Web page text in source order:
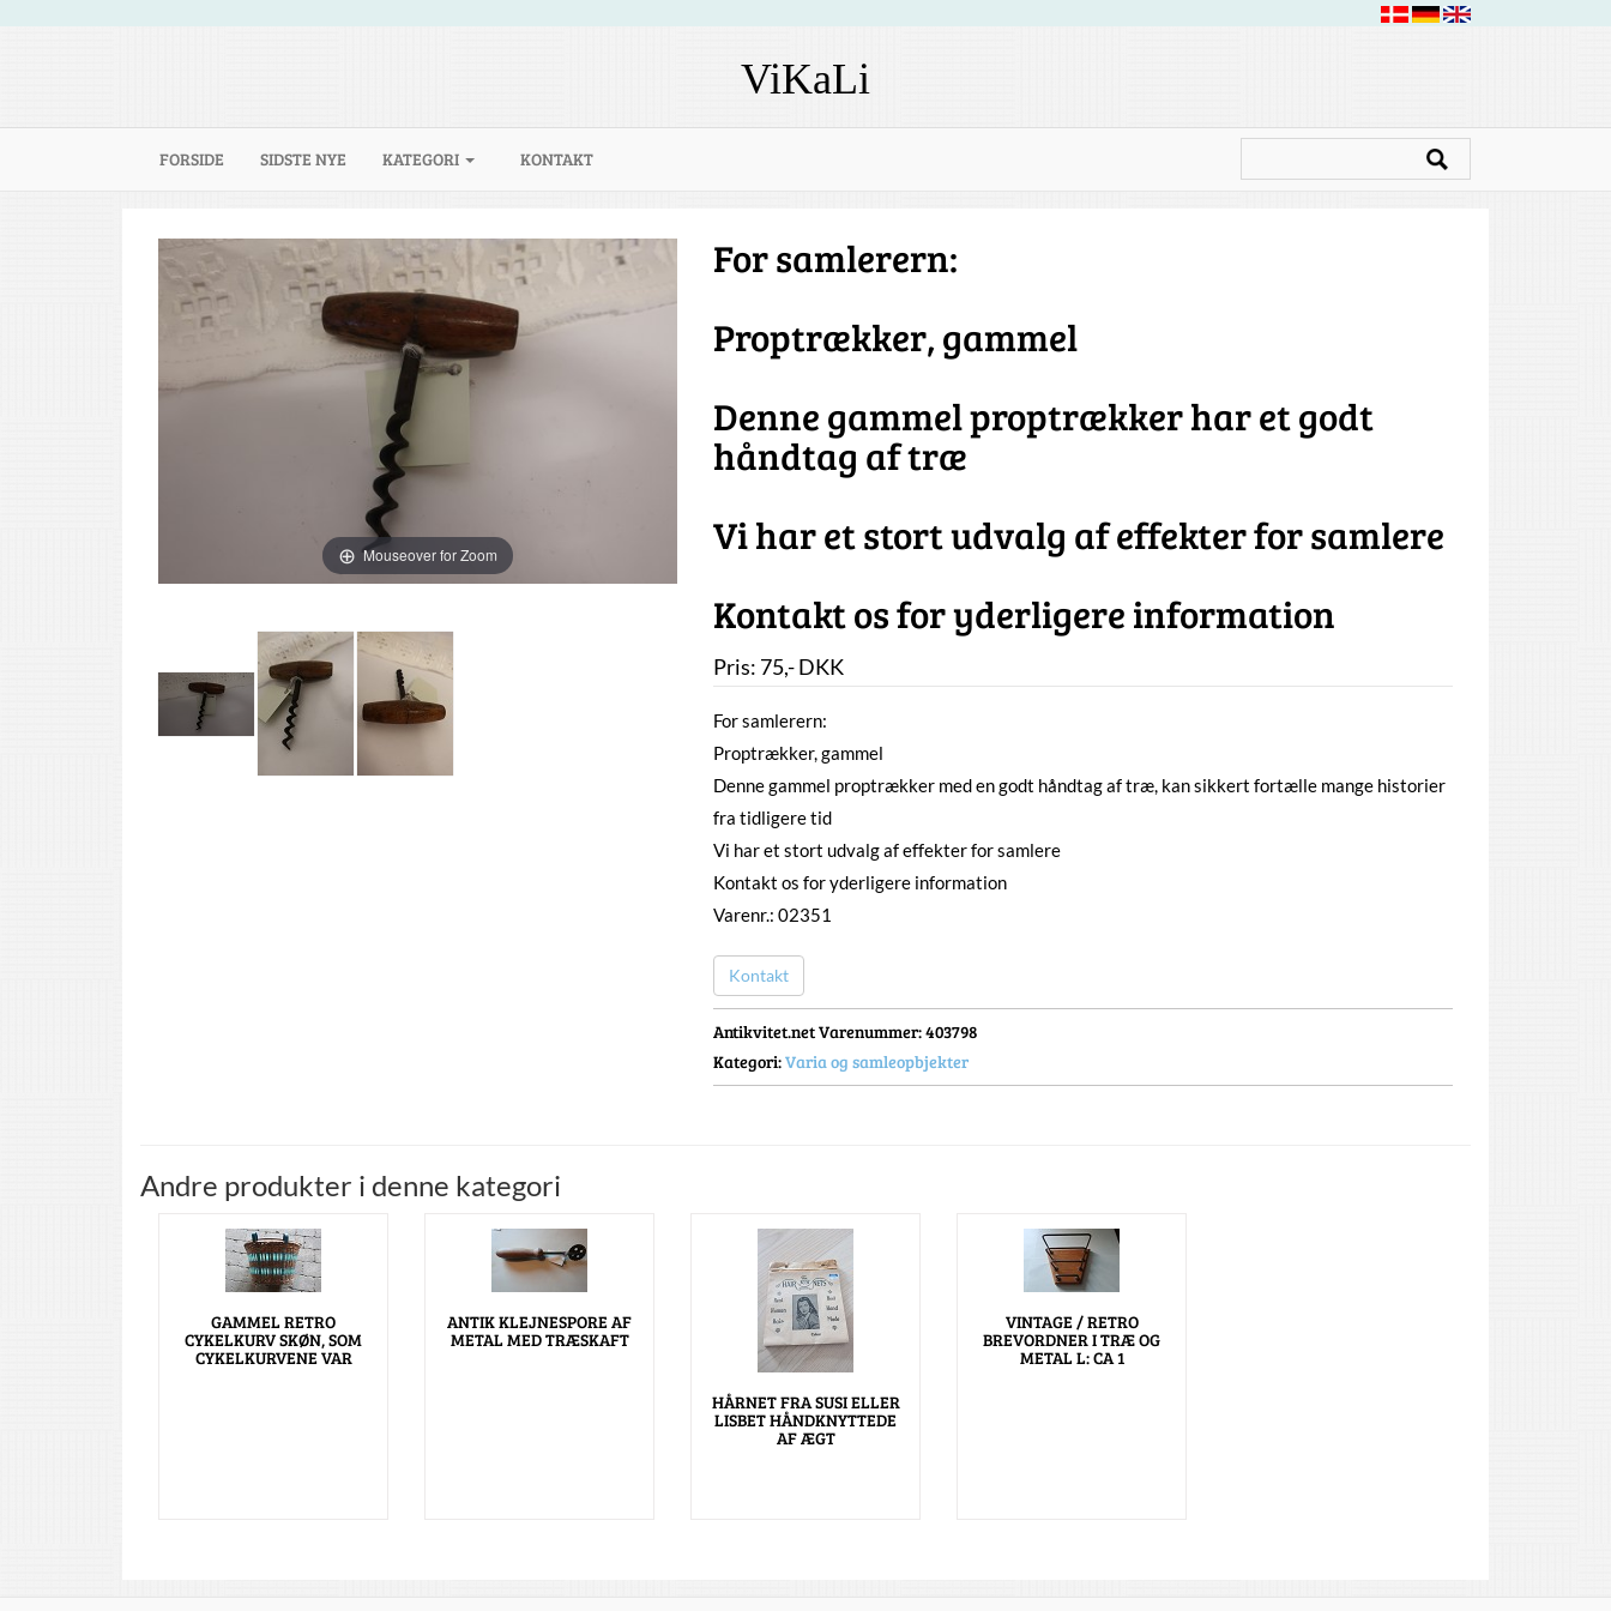
ViKaLi
FORSIDE (CURRENT)
SIDSTE NYE KATEGORI KONTAKT
Mouseover for Zoom
For samlerern:
Proptrækker, gammel
Denne gammel proptrækker har et godt
håndtag af træ
Vi har et stort udvalg af effekter for samlere
Kontakt os for yderligere information
Pris: 75,-DKK
For samlerern:
Proptrækker, gammel
Denne gammel proptrækker med en godt håndtag af træ, kan sikkert fortælle mange historier
fra tidligere tid
Vi har et stort udvalg af effekter for samlere
Kontakt os for yderligere information
Varenr.: 02351
Kontakt
Antikvitet.net Varenummer: 403798
Kategori:Varia og samleopbjekter
Andre produkter i denne kategori
GAMMEL RETRO
CYKELKURV SKØN, SOM
CYKELKURVENE VAR
ANTIK KLEJNESPORE AF
METAL MED TRÆSKAFT
HÅRNET FRA SUSI ELLER
LISBET HÅNDKNYTTEDE
AF ÆGT
VINTAGE / RETRO
BREVORDNER I TRÆ OG
METAL L: CA 1